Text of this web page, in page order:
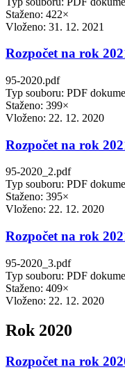
Staženo: 422×
Vloženo: 31. 12. 2021
Rozpočet na rok
95-2020.pdf
Typ souboru: PDF
Staženo: 399×
Vloženo: 22. 12. 2020
Rozpočet na rok
95-2020_2.pdf
Typ souboru: PDF
Staženo: 395×
Vloženo: 22. 12. 2020
Rozpočet na rok
95-2020_3.pdf
Typ souboru: PDF
Staženo: 409×
Vloženo: 22. 12. 2020
Rok 2020
Rozpočet na rok